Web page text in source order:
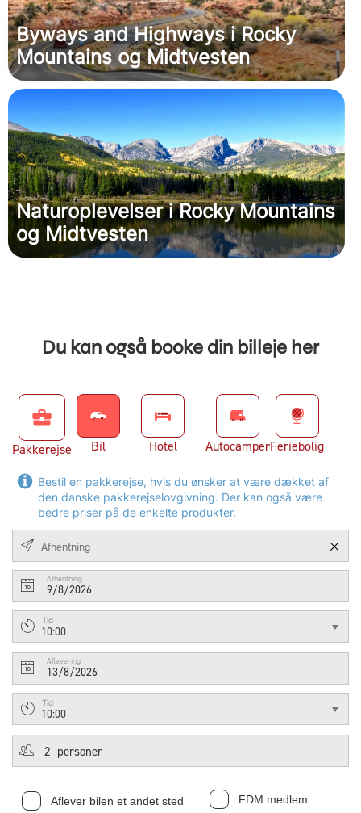
Byways and Highways i Rocky
Mountains og Midtvesten
Naturoplevelser i Rocky Mountains
og Midtvesten
Du kan også booke din billeje her
business_center
Pakkerejse Bil Hotel AutocamperFeriebolig
Bestil en pakkerejse, hvis du ønsker at være dækket af
den danske pakkerejselovgivning. Der kan også være
bedre priser på de enkelte produkter.
Afhentning
9/8/2026
Tid
10:00
Aflevering
13/8/2026
Tid
10:00
Aflever bilen et andet sted FDM medlem